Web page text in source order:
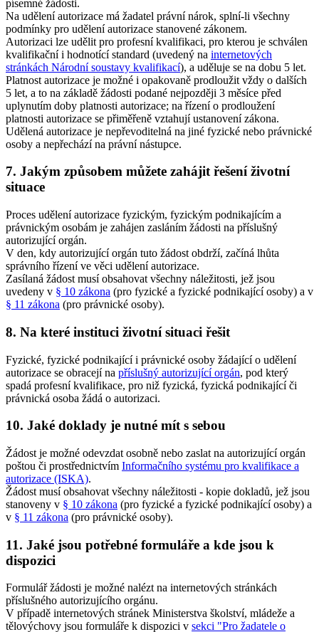
písemné žádosti.
Na udělení autorizace má žadatel právní nárok, splní-li všechny
podmínky pro udělení autorizace stanovené zákonem.
Autorizaci lze udělit pro profesní kvalifikaci, pro kterou je schválen
kvalifikační i hodnotící standard (uvedený na internetových
stránkách Národní soustavy kvalifikací), a uděluje se na dobu 5 let.
Platnost autorizace je možné i opakovaně prodloužit vždy o dalších
5 let, a to na základě žádosti podané nejpozději 3 měsíce před
uplynutím doby platnosti autorizace; na řízení o prodloužení
platnosti autorizace se přiměřeně vztahují ustanovení zákona.
Udělená autorizace je nepřevoditelná na jiné fyzické nebo právnické
osoby a nepřechází na právní nástupce.
7. Jakým způsobem můžete zahájit řešení životní
situace
Proces udělení autorizace fyzickým, fyzickým podnikajícím a
právnickým osobám je zahájen zasláním žádosti na příslušný
autorizující orgán.
V den, kdy autorizující orgán tuto žádost obdrží, začíná lhůta
správního řízení ve věci udělení autorizace.
Zasílaná žádost musí obsahovat všechny náležitosti, jež jsou
uvedeny v § 10 zákona (pro fyzické a fyzické podnikající osoby) a v
§ 11 zákona (pro právnické osoby).
8. Na které instituci životní situaci řešit
Fyzické, fyzické podnikající i právnické osoby žádající o udělení
autorizace se obracejí na příslušný autorizující orgán, pod který
spadá profesní kvalifikace, pro niž fyzická, fyzická podnikající či
právnická osoba žádá o autorizaci.
10. Jaké doklady je nutné mít s sebou
Žádost je možné odevzdat osobně nebo zaslat na autorizující orgán
poštou či prostřednictvím Informačního systému pro kvalifikace a
autorizace (ISKA).
Žádost musí obsahovat všechny náležitosti - kopie dokladů, jež jsou
stanoveny v § 10 zákona (pro fyzické a fyzické podnikající osoby) a
v § 11 zákona (pro právnické osoby).
11. Jaké jsou potřebné formuláře a kde jsou k
dispozici
Formulář žádosti je možné nalézt na internetových stránkách
příslušného autorizujícího orgánu.
V případě internetových stránek Ministerstva školství, mládeže a
tělovýchovy jsou formuláře k dispozici v sekci "Pro žadatele o